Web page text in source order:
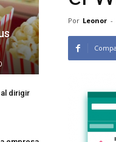
Por Leonor -
dirigir